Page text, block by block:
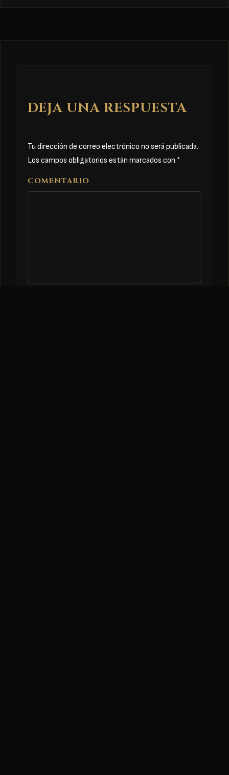
DEJA UNA RESPUESTA
Tu dirección de correo electrónico no será publicada.
Los campos obligatorios están marcados con *
COMENTARIO